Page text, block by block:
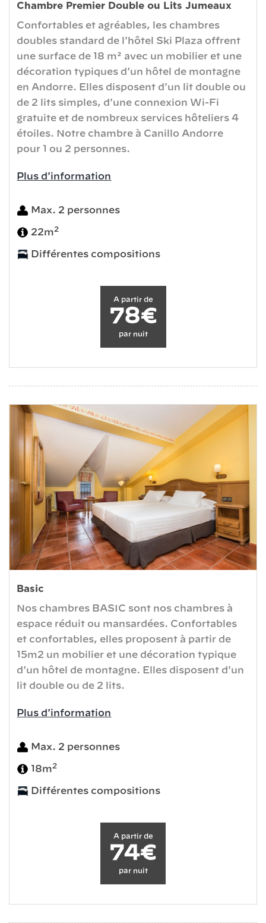
Chambre Premier Double ou Lits Jumeaux
Confortables et agréables, les chambres
doubles standard de l'hôtel Ski Plaza offrent
une surface de 18 m² avec un mobilier et une
décoration typiques d'un hôtel de montagne
en Andorre. Elles disposent d'un lit double ou
de 2 lits simples, d'une connexion Wi-Fi
gratuite et de nombreux services hôteliers 4
étoiles. Notre chambre à Canillo Andorre
pour 1 ou 2 personnes.
Plus d'information
Max. 2 personnes
22m2
Différentes compositions
A partir de
78€
par nuit
Basic
Nos chambres BASIC sont nos chambres à
espace réduit ou mansardées. Confortables
et confortables, elles proposent à partir de
15m2 un mobilier et une décoration typique
d'un hôtel de montagne. Elles disposent d'un
lit double ou de 2 lits.
Plus d'information
Max. 2 personnes
18m2
Différentes compositions
A partir de
74€
par nuit